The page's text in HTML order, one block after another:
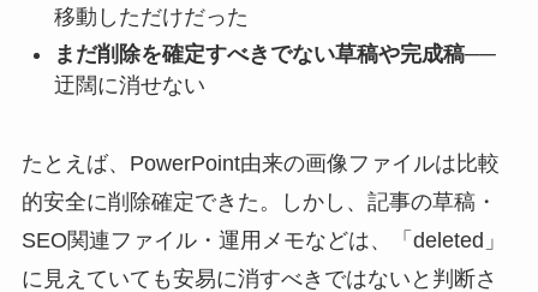
移動しただけだった
まだ削除を確定すべきでない草稿や完成稿──
迂闊に消せない
たとえば、PowerPoint由来の画像ファイルは比較
的安全に削除確定できた。しかし、記事の草稿・
SEO関連ファイル・運用メモなどは、「deleted」
に見えていても安易に消すべきではないと判断さ